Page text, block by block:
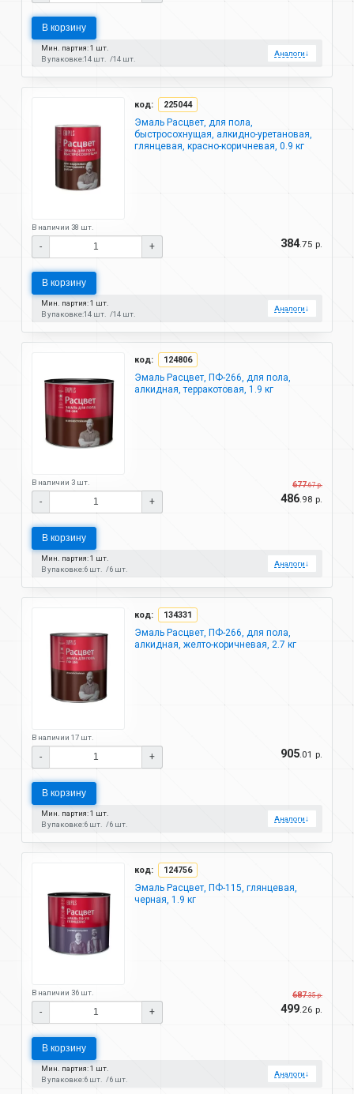
В корзину
Мин. партия: 1 шт.
В упаковке:14 шт. 14 шт.
Аналоги↓
код: 225044
Эмаль Расцвет, для пола,
быстросохнущая, алкидно-уретановая,
глянцевая, красно-коричневая, 0.9 кг
В наличии 38 шт.
- + 384.75 р.
В корзину
Мин. партия: 1 шт.
В упаковке:14 шт. 14 шт.
Аналоги↓
код: 124806
Эмаль Расцвет, ПФ-266, для пола,
алкидная, терракотовая, 1.9 кг
В наличии 3 шт.
- +
677.67 р.
486.98 р.
В корзину
Мин. партия: 1 шт.
В упаковке:6 шт. 6 шт.
Аналоги↓
код: 134331
Эмаль Расцвет, ПФ-266, для пола,
алкидная, желто-коричневая, 2.7 кг
В наличии 17 шт.
- + 905.01 р.
В корзину
Мин. партия: 1 шт.
В упаковке:6 шт. 6 шт.
Аналоги↓
код: 124756
Эмаль Расцвет, ПФ-115, глянцевая,
черная, 1.9 кг
В наличии 36 шт.
- +
687.35 р.
499.26 р.
В корзину
Мин. партия: 1 шт.
В упаковке:6 шт. 6 шт.
Аналоги↓